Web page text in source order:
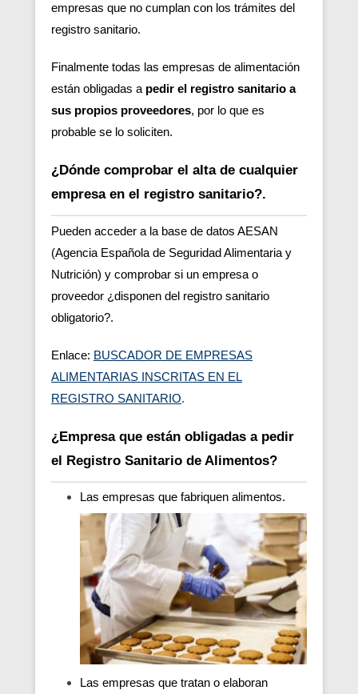
empresas que no cumplan con los trámites del
registro sanitario.
Finalmente todas las empresas de alimentación
están obligadas a pedir el registro sanitario a
sus propios proveedores, por lo que es
probable se lo soliciten.
¿Dónde comprobar el alta de cualquier
empresa en el registro sanitario?.
Pueden acceder a la base de datos AESAN
(Agencia Española de Seguridad Alimentaria y
Nutrición) y comprobar si un empresa o
proveedor ¿disponen del registro sanitario
obligatorio?.
Enlace: BUSCADOR DE EMPRESAS
ALIMENTARIAS INSCRITAS EN EL
REGISTRO SANITARIO.
¿Empresa que están obligadas a pedir
el Registro Sanitario de Alimentos?
Las empresas que fabriquen alimentos.
Las empresas que tratan o elaboran